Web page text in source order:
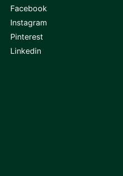
Facebook
Instagram
Pinterest
Linkedin